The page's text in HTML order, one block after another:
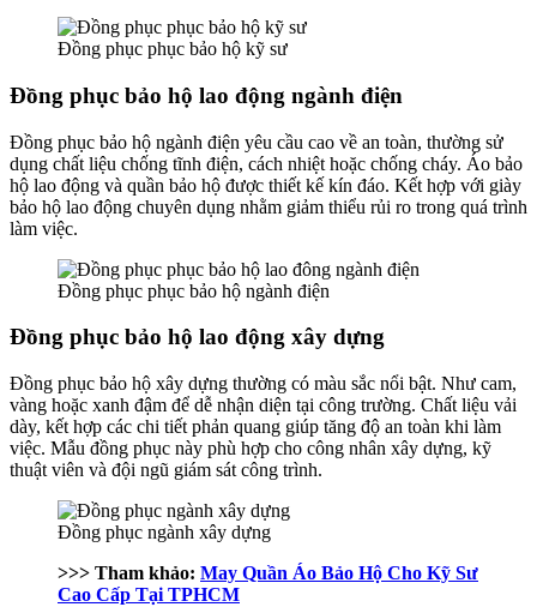
Đồng phục phục bảo hộ kỹ sư
Đồng phục bảo hộ lao động ngành điện
Đồng phục bảo hộ ngành điện yêu cầu cao về an toàn, thường sử
dụng chất liệu chống tĩnh điện, cách nhiệt hoặc chống cháy. Áo bảo
hộ lao động và quần bảo hộ được thiết kế kín đáo. Kết hợp với giày
bảo hộ lao động chuyên dụng nhằm giảm thiểu rủi ro trong quá trình
làm việc.
Đồng phục phục bảo hộ ngành điện
Đồng phục bảo hộ lao động xây dựng
Đồng phục bảo hộ xây dựng thường có màu sắc nổi bật. Như cam,
vàng hoặc xanh đậm để dễ nhận diện tại công trường. Chất liệu vải
dày, kết hợp các chi tiết phản quang giúp tăng độ an toàn khi làm
việc. Mẫu đồng phục này phù hợp cho công nhân xây dựng, kỹ
thuật viên và đội ngũ giám sát công trình.
Đồng phục ngành xây dựng
>>> Tham khảo: May Quần Áo Bảo Hộ Cho Kỹ Sư
Cao Cấp Tại TPHCM